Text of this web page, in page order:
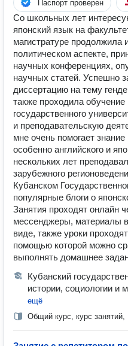
Паспорт проверен
Со школьных лет
японский язык на
магистратуре продолжила
политическом аспекте,
научных конференциях,
научных статей. Успешно
диссертацию на тему
также проходила обучение
государственного
и преподавательскую
мне очень помогает
особенно английского и
нескольких лет
зарубежного
Кубанском
популярные блоги о
Занятия проходят онлайн
мессенджеры, материалы
виде, также уроки
помощью которой можно
выполнять домашнее
Кубанский
истории, социологии и
ещё
Общий курс, курс занятий,